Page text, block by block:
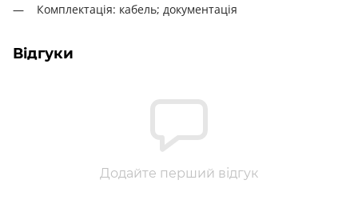
Комплектація: кабель; документація
Відгуки
Додайте перший відгук